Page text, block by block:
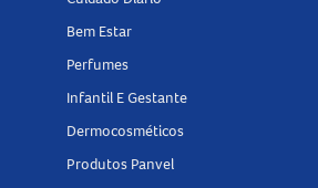
Bem Estar
Perfumes
Infantil E Gestante
Dermocosméticos
Produtos Panvel